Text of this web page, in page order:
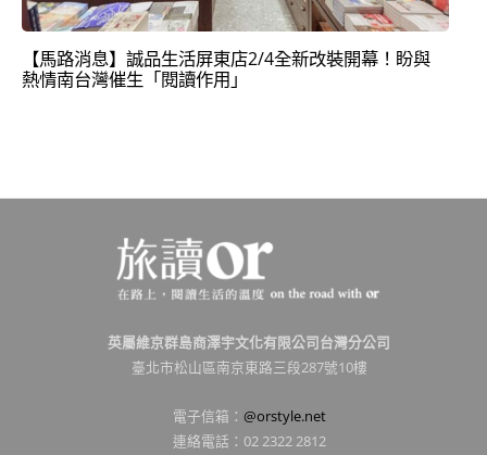
【馬路消息】誠品生活屏東店2/4全新改裝開幕！盼與
熱情南台灣催生「閱讀作用」
英屬維京群島商澤宇文化有限公司台灣分公司
臺北市松山區南京東路三段287號10樓
電子信箱： @orstyle.net
連絡電話：02 2322 2812